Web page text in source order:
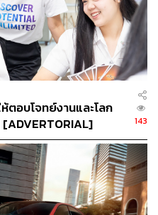
งที่เขากังวล” หมอแป๊ปบอก
งไม่รู้ความต้องการที่แท้จริง
ล้วสวยก็อยากทำ แต่เราจะ
วอะไรคือสิ่งที่เขากังวล เรา
ญหาได้ตรงจุดและเห็น
ตอบโจทย์งานและโลก
143